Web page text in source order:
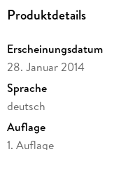
Nationalpark und wurde
Ein Lesebuch für Natur-
Anregung für die nächste
Entspannen nach einem
Produktdetails
Erscheinungsdatum
28. Januar 2014
Sprache
deutsch
Auflage
1. Auflage